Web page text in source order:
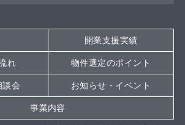
開業支援実績
れ 物件選定のポイント
談会 お知らせ・イベント
事業内容